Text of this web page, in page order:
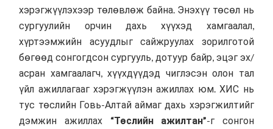
хэрэгжүүлэхээр төлөвлөж байна. Энэхүү төсөл нь
сургуулийн орчин дахь хүүхэд хамгаалал,
хүртээмжийн асуудлыг сайжруулах зорилготой
бөгөөд сонгогдсон сургууль, дотуур байр, эцэг эх/
асран хамгаалагч, хүүхдүүдэд чиглэсэн олон тал
үйл ажиллагааг хэрэгжүүлэн ажиллах юм. ХИС нь
тус төслийн Говь-Алтай аймаг дахь хэрэгжилтийг
дэмжин ажиллах “Төслийн ажилтан”-г сонгон